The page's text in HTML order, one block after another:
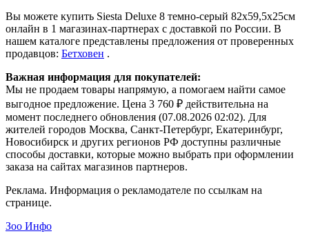
Вы можете купить Siesta Deluxe 8 темно-серый 82x59,5x25см
онлайн в 1 магазинах-партнерах с доставкой по России. В
нашем каталоге представлены предложения от проверенных
продавцов: Бетховен .
Важная информация для покупателей:
Мы не продаем товары напрямую, а помогаем найти самое
выгодное предложение. Цена 3 760 ₽ действительна на
момент последнего обновления (07.08.2026 02:02). Для
жителей городов Москва, Санкт-Петербург, Екатеринбург,
Новосибирск и других регионов РФ доступны различные
способы доставки, которые можно выбрать при оформлении
заказа на сайтах магазинов партнеров.
Реклама. Информация о рекламодателе по ссылкам на
странице.
Зоо Инфо